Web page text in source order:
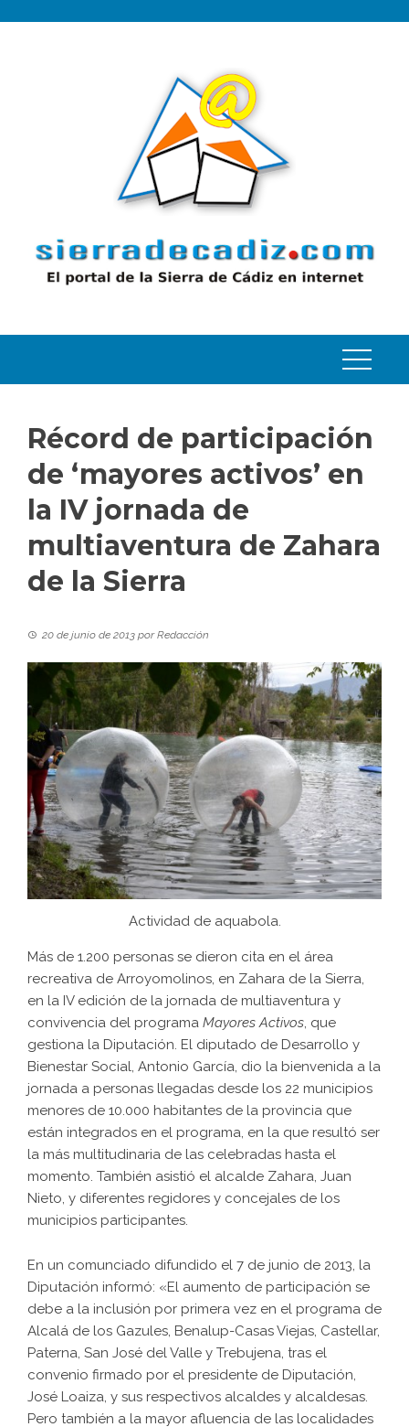
Récord de participación
de ‘mayores activos’ en
la IV jornada de
multiaventura de Zahara
de la Sierra
20 de junio de 2013 porRedacción
Actividad de aquabola.
Más de 1.200 personas se dieron cita en el área
recreativa de Arroyomolinos, en Zahara de la Sierra,
en la IV edición de la jornada de multiaventura y
convivencia del programa Mayores Activos, que
gestiona la Diputación. El diputado de Desarrollo y
Bienestar Social, Antonio García, dio la bienvenida a la
jornada a personas llegadas desde los 22 municipios
menores de 10.000 habitantes de la provincia que
están integrados en el programa, en la que resultó ser
la más multitudinaria de las celebradas hasta el
momento. También asistió el alcalde Zahara, Juan
Nieto, y diferentes regidores y concejales de los
municipios participantes.
En un comunciado difundido el 7 de junio de 2013, la
Diputación informó: «El aumento de participación se
debe a la inclusión por primera vez en el programa de
Alcalá de los Gazules, Benalup-Casas Viejas, Castellar,
Paterna, San José del Valle y Trebujena, tras el
convenio firmado por el presidente de Diputación,
José Loaiza, y sus respectivos alcaldes y alcaldesas.
Pero también a la mayor afluencia de las localidades